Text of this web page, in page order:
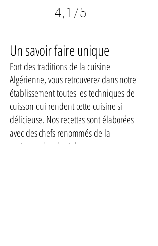
4,1/5
Un savoir faire unique
Fort des traditions de la cuisine
Algérienne, vous retrouverez dans notre
établissement toutes les techniques de
cuisson qui rendent cette cuisine si
délicieuse. Nos recettes sont élaborées
avec des chefs renommés de la
gastronomie orientale: